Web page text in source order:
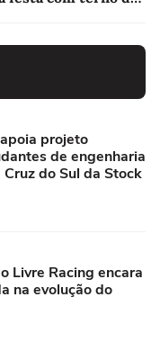
projeto
de engenharia
do Sul da Stock
Livre Racing encara
na evolução do